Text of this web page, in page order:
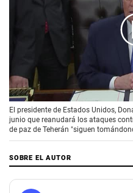
00:00/02:10
El presidente de Estados Unidos,
junio que reanudará los ataques
de paz de Teherán "siguen
SOBRE EL AUTOR